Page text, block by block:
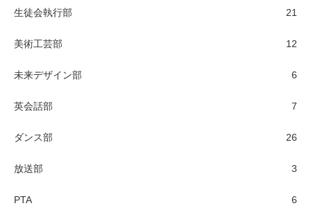
生徒会執行部 21
美術工芸部 12
未来デザイン部 6
英会話部 7
ダンス部 26
放送部 3
PTA 6